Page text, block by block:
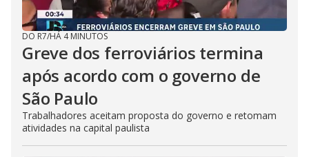
DO R7/HÁ 4 MINUTOS
Greve dos ferroviários termina
após acordo com o governo de
São Paulo
Trabalhadores aceitam proposta do governo e retomam
atividades na capital paulista